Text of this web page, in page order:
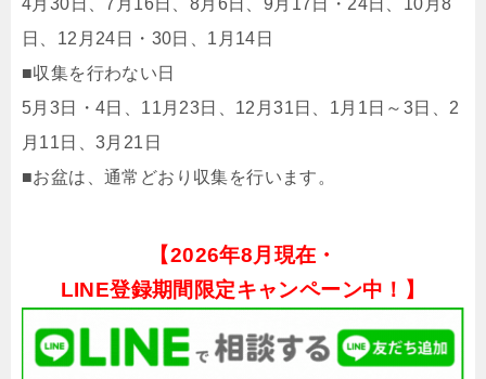
4月30日、7月16日、8月6日、9月17日・24日、10月8
日、12月24日・30日、1月14日
■収集を行わない日
5月3日・4日、11月23日、12月31日、1月1日～3日、2
月11日、3月21日
■お盆は、通常どおり収集を行います。
【2026年8月現在・
LINE登録期間限定キャンペーン中！】